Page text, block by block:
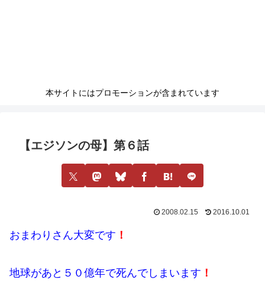
本サイトにはプロモーションが含まれています
【エジソンの母】第６話
2008.02.15 2016.10.01
おまわりさん大変です ！
地球があと５０億年で死んでしまいます ！